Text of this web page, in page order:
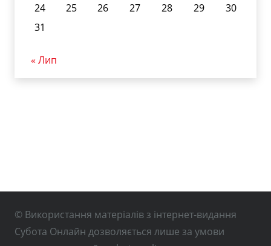
24
25 26 27 28 29
30
31
« Лип
© Використання матеріалів з інтернет-видання
Субота Онлайн дозволяється лише за умови